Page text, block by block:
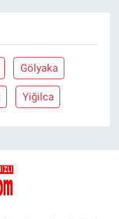
Gölyaka
Yiğilca